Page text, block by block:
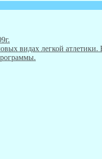
видах легкой